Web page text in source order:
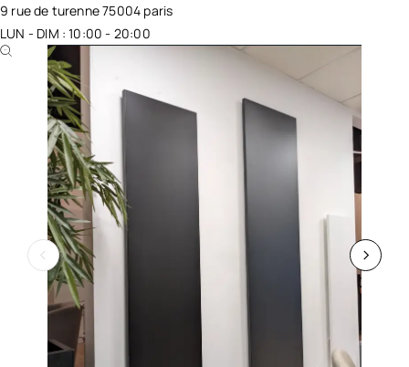
9 rue de turenne 75004 paris
LUN - DIM : 10:00 - 20:00